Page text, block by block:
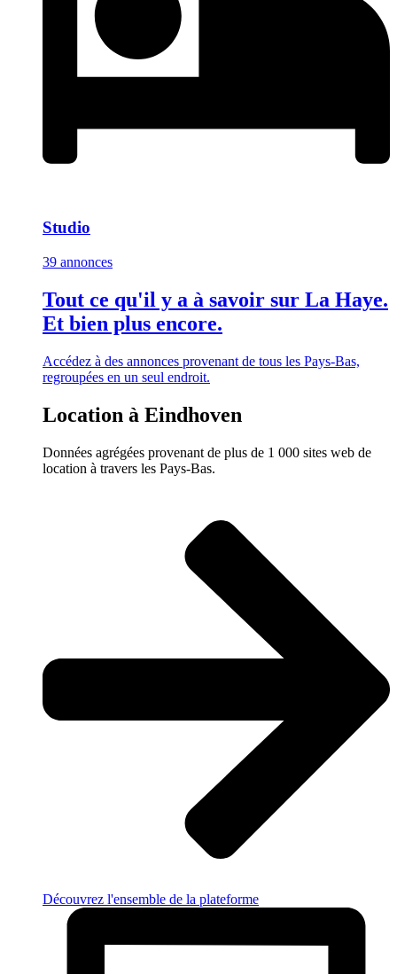
Studio
39 annonces
Tout ce qu'il y a à savoir sur La Haye.
Et bien plus encore.
Accédez à des annonces provenant de tous les Pays-Bas,
regroupées en un seul endroit.
Location à Eindhoven
Données agrégées provenant de plus de 1 000 sites web de
location à travers les Pays-Bas.
Découvrez l'ensemble de la plateforme